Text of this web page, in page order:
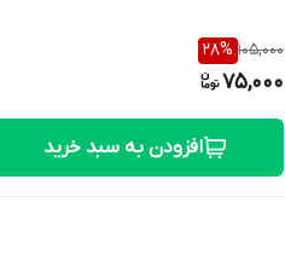
105,000
28%
75,000
افزودن به سبد خرید